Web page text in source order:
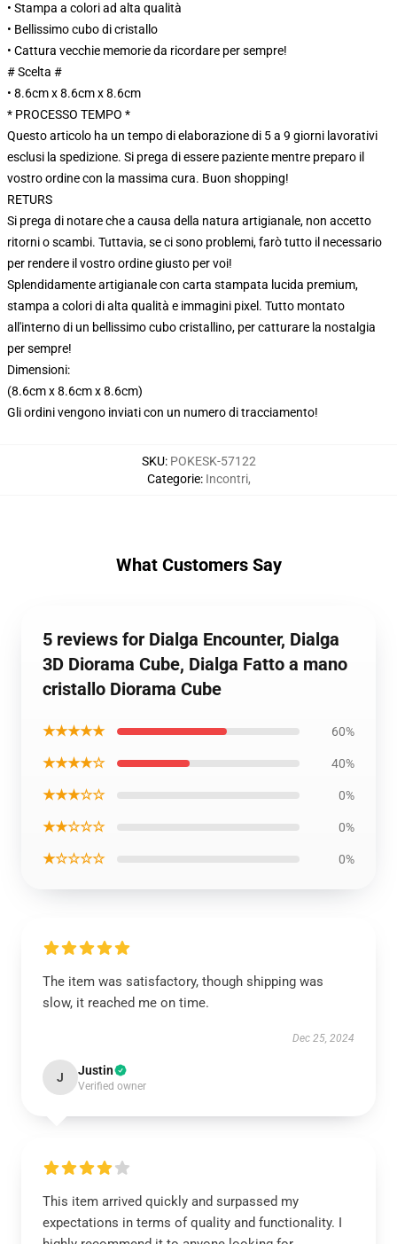
• Stampa a colori ad alta qualità
• Bellissimo cubo di cristallo
• Cattura vecchie memorie da ricordare per sempre!
# Scelta #
• 8.6cm x 8.6cm x 8.6cm
* PROCESSO TEMPO *
Questo articolo ha un tempo di elaborazione di 5 a 9 giorni lavorativi
esclusi la spedizione. Si prega di essere paziente mentre preparo il
vostro ordine con la massima cura. Buon shopping!
RETURS
Si prega di notare che a causa della natura artigianale, non accetto
ritorni o scambi. Tuttavia, se ci sono problemi, farò tutto il necessario
per rendere il vostro ordine giusto per voi!
Splendidamente artigianale con carta stampata lucida premium,
stampa a colori di alta qualità e immagini pixel. Tutto montato
all'interno di un bellissimo cubo cristallino, per catturare la nostalgia
per sempre!
Dimensioni:
(8.6cm x 8.6cm x 8.6cm)
Gli ordini vengono inviati con un numero di tracciamento!
SKU: POKESK-57122
Categorie: Incontri,
What Customers Say
5 reviews for Dialga Encounter, Dialga
3D Diorama Cube, Dialga Fatto a mano
cristallo Diorama Cube
★★★★★ 60%
★★★★☆ 40%
★★★☆☆ 0%
★★☆☆☆ 0%
★☆☆☆☆ 0%
The item was satisfactory, though shipping was
slow, it reached me on time.
Dec 25, 2024
J Justin
Verified owner
This item arrived quickly and surpassed my
expectations in terms of quality and functionality. I